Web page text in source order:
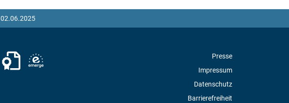
02.06.2025
Presse
Impressum
Datenschutz
Barrierefreiheit